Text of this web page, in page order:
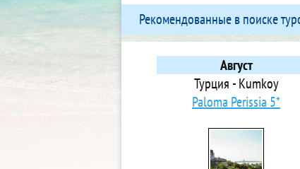
Кестель
Кизилагач
Кизилот
Кириш
Конаклы
Коньяалты
Рекомендованные в поиске
Август
Турция - Kumkoy
Paloma Perissia 5*